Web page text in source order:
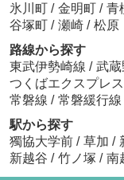
氷川町 / 金明町 / 青
谷塚町 / 瀬崎 / 松原
路線から探す
東武伊勢崎線 / 武蔵
つくばエクスプレス
常磐線 / 常磐緩行線
駅から探す
獨協大学前 / 草加 /
新越谷 / 竹ノ塚 / 南